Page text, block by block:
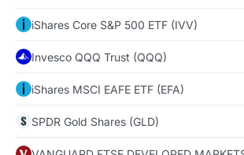
iShares Core S&P 500 ETF (IVV)
Invesco QQQ Trust (QQQ)
iShares MSCI EAFE ETF (EFA)
SPDR Gold Shares (GLD)